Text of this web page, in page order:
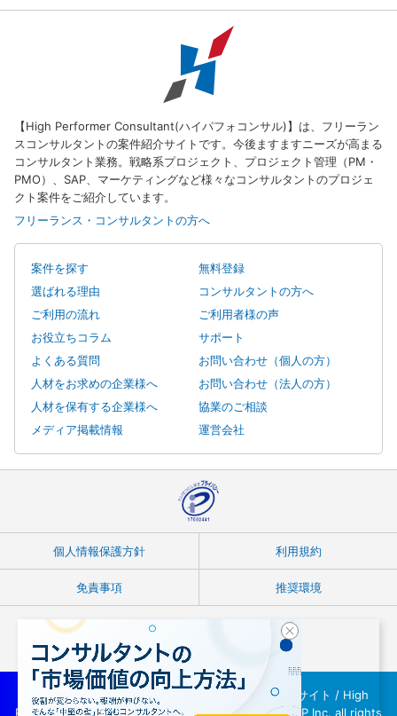
（いずれも、自動車の製造・調達・検査等に関わる領
・体制：元請けPM稼働20～30％想定
【High Performer Consultant(ハイパフォコンサル)】は、フリーラン
スコンサルタントの案件紹介サイトです。今後ますますニーズが高まる
コンサルタント業務。戦略系プロジェクト、プロジェクト管理（PM・
PMO）、SAP、マーケティングなど様々なコンサルタントのプロジェ
クト案件をご紹介しています。
フリーランス・コンサルタントの方へ
案件を探す
無料登録
選ばれる理由
コンサルタントの方へ
ご利用の流れ
ご利用者様の声
お役立ちコラム
サポート
よくある質問
お問い合わせ（個人の方）
人材をお求めの企業様へ
お問い合わせ（法人の方）
人材を保有する企業様へ
協業のご相談
メディア掲載情報
運営会社
個人情報保護方針 利用規約
免責事項 推奨環境
Copyright © フリーランスコンサルタント案件紹介サイト / High
Performer Consultant(ハイパフォコンサル) / INTLOOP Inc. all rights